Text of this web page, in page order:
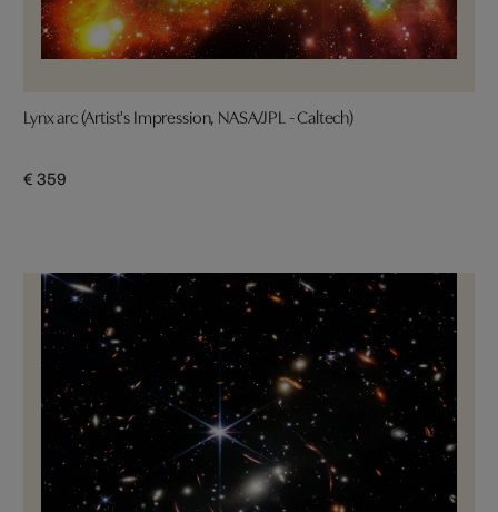
Lynx arc (Artist's Impression, NASA/JPL - Caltech)
€ 359